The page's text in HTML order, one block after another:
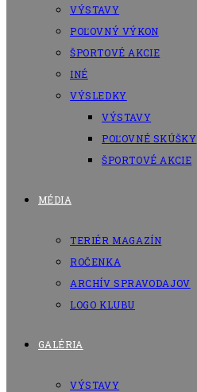
VÝSTAVY
POĽOVNÝ VÝKON
ŠPORTOVÉ AKCIE
INÉ
VÝSLEDKY
VÝSTAVY
POĽOVNÉ SKÚŠKY
ŠPORTOVÉ AKCIE
MÉDIA
TERIÉR MAGAZÍN
ROČENKA
ARCHÍV SPRAVODAJOV
LOGO KLUBU
GALÉRIA
VÝSTAVY